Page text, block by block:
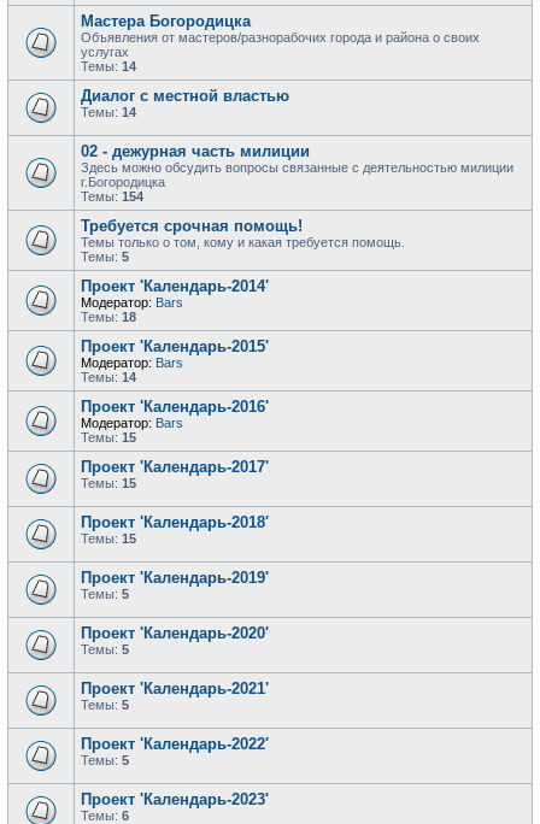
Мастера Богородицка
Объявления от мастеров/разнорабочих города и района о своих
услугах
Темы: 14
Диалог с местной властью
Темы: 14
02 - дежурная часть милиции
Здесь можно обсудить вопросы связанные с деятельностью милиции
г.Богородицка
Темы: 154
Требуется срочная помощь!
Темы только о том, кому и какая требуется помощь.
Темы: 5
Проект 'Календарь-2014'
Модератор: Bars
Темы: 18
Проект 'Календарь-2015'
Модератор: Bars
Темы: 14
Проект 'Календарь-2016'
Модератор: Bars
Темы: 15
Проект 'Календарь-2017'
Темы: 15
Проект 'Календарь-2018'
Темы: 15
Проект 'Календарь-2019'
Темы: 5
Проект 'Календарь-2020'
Темы: 5
Проект 'Календарь-2021'
Темы: 5
Проект 'Календарь-2022'
Темы: 5
Проект 'Календарь-2023'
Темы: 6